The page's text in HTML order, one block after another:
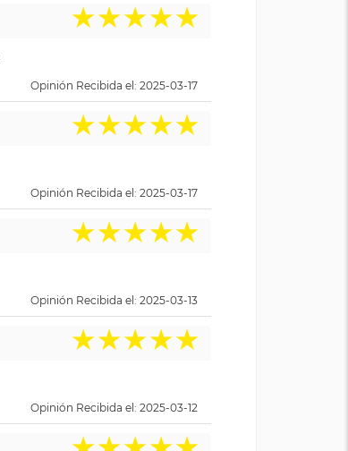
★★★★★
Opinión Recibida el: 2025-03-17
★★★★★
Opinión Recibida el: 2025-03-17
★★★★★
Opinión Recibida el: 2025-03-13
★★★★★
Opinión Recibida el: 2025-03-12